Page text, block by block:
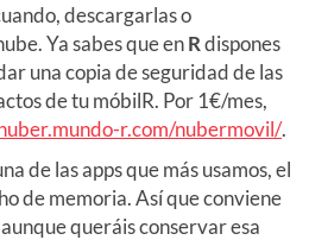
descargarlas o
Ya sabes que enRdispones
una copia de seguridad de las
de tu móbilR. Por 1€/mes,
r.com/nubermovil/.
de las apps que más usamos, el
de memoria. Así que conviene
queráis conservar esa